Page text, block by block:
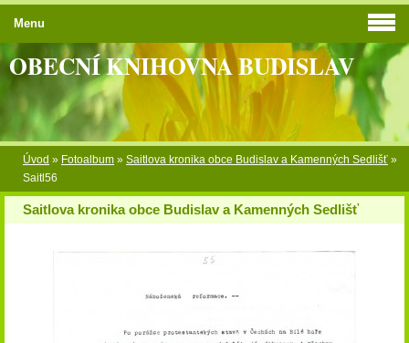
OBECNÍ KNIHOVNA BUDISLAV
Úvod » Fotoalbum » Saitlova kronika obce Budislav a Kamenných Sedlišť »
Saitl56
Saitlova kronika obce Budislav a Kamenných Sedlišť
Menu